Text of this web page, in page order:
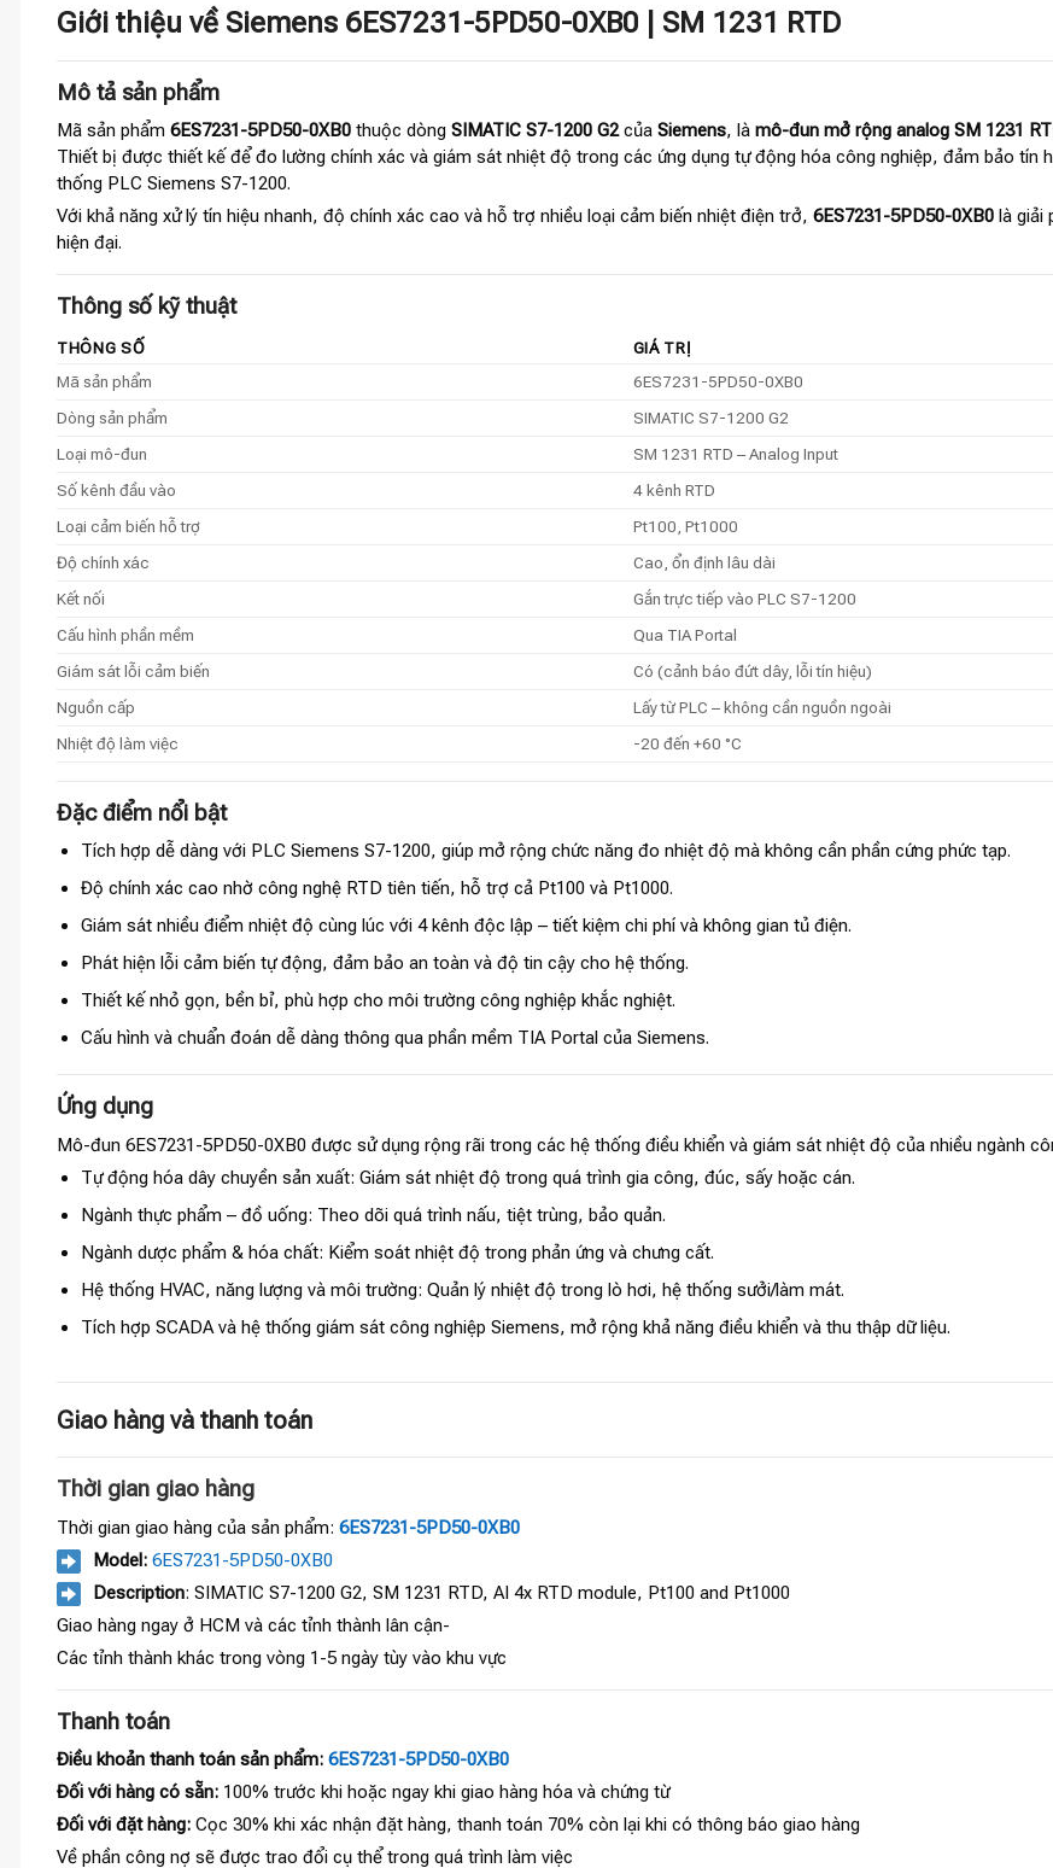
Giới thiệu về Siemens 6ES7231-5PD50-0XB0 | SM 1231 RTD
Mô tả sản phẩm
Mã sản phẩm 6ES7231-5PD50-0XB0 thuộc dòng SIMATIC S7-1200 G2của Siemens, là mô-đun mở rộng analog SM 1231
Thiết bị được thiết kế để đo lường chính xác và giám sát nhiệt độ trong các ứng dụng tự động hóa công nghiệp, đảm bảo tín
thống PLC Siemens S7-1200.
Với khả năng xử lý tín hiệu nhanh, độ chính xác cao và hỗ trợ nhiều loại cảm biến nhiệt điện trở, 6ES7231-5PD50-0XB0 là giải
hiện đại.
Thông số kỹ thuật
THÔNG SỐ
GIÁ TRỊ
Mã sản phẩm
6ES7231-5PD50-0XB0
Dòng sản phẩm
SIMATIC S7-1200 G2
Loại mô-đun
SM 1231 RTD – Analog Input
Số kênh đầu vào
4 kênh RTD
Loại cảm biến hỗ trợ
Pt100, Pt1000
Độ chính xác
Cao, ổn định lâu dài
Kết nối
Gắn trực tiếp vào PLC S7-1200
Cấu hình phần mềm
Qua TIA Portal
Giám sát lỗi cảm biến
Có (cảnh báo đứt dây, lỗi tín hiệu)
Nguồn cấp
Lấy từ PLC – không cần nguồn ngoài
Nhiệt độ làm việc
-20 đến +60 °C
Đặc điểm nổi bật
Tích hợp dễ dàng với PLC Siemens S7-1200, giúp mở rộng chức năng đo nhiệt độ mà không cần phần cứng phức tạp.
Độ chính xác cao nhờ công nghệ RTD tiên tiến, hỗ trợ cả Pt100 và Pt1000.
Giám sát nhiều điểm nhiệt độ cùng lúc với 4 kênh độc lập – tiết kiệm chi phí và không gian tủ điện.
Phát hiện lỗi cảm biến tự động, đảm bảo an toàn và độ tin cậy cho hệ thống.
Thiết kế nhỏ gọn, bền bỉ, phù hợp cho môi trường công nghiệp khắc nghiệt.
Cấu hình và chuẩn đoán dễ dàng thông qua phần mềm TIA Portal của Siemens.
Ứng dụng
Mô-đun 6ES7231-5PD50-0XB0 được sử dụng rộng rãi trong các hệ thống điều khiển và giám sát nhiệt độ của nhiều ngành
Tự động hóa dây chuyền sản xuất: Giám sát nhiệt độ trong quá trình gia công, đúc, sấy hoặc cán.
Ngành thực phẩm – đồ uống: Theo dõi quá trình nấu, tiệt trùng, bảo quản.
Ngành dược phẩm & hóa chất: Kiểm soát nhiệt độ trong phản ứng và chưng cất.
Hệ thống HVAC, năng lượng và môi trường: Quản lý nhiệt độ trong lò hơi, hệ thống sưởi/làm mát.
Tích hợp SCADA và hệ thống giám sát công nghiệp Siemens, mở rộng khả năng điều khiển và thu thập dữ liệu.
Giao hàng và thanh toán
Thời gian giao hàng
Thời gian giao hàng của sản phẩm: 6ES7231-5PD50-0XB0
Model: 6ES7231-5PD50-0XB0
Description: SIMATIC S7-1200 G2, SM 1231 RTD, AI 4x RTD module, Pt100 and Pt1000
Giao hàng ngay ở HCM và các tỉnh thành lân cận-
Các tỉnh thành khác trong vòng 1-5 ngày tùy vào khu vực
Thanh toán
Điều khoản thanh toán sản phẩm: 6ES7231-5PD50-0XB0
Đối với hàng có sẵn: 100% trước khi hoặc ngay khi giao hàng hóa và chứng từ
Đối với đặt hàng: Cọc 30% khi xác nhận đặt hàng, thanh toán 70% còn lại khi có thông báo giao hàng
Về phần công nợ sẽ được trao đổi cụ thể trong quá trình làm việc